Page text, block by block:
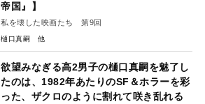
帝国』】
私を壊した映画たち 第9回
樋口真嗣
欲望みなぎる高2男子の樋口真嗣を魅了し
たのは、1982年あたりのSF＆ホラーを彩
った、ザクロのように割れて咲き乱れる